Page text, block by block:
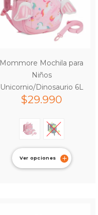
Mommore Mochila para
Niños
Unicornio/Dinosaurio 6L
$29.990
Ver opciones